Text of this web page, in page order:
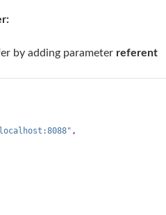
by adding parameter referent
,